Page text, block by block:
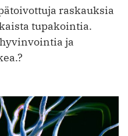
raskauksia
tupakointia.
ja